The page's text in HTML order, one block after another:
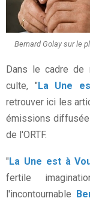
Bernard Golay sur le
Dans le cadre de
culte, " La Une
retrouver ici les
émissions
de l'ORTF.
" La Une est à
fertile
l'incontournable